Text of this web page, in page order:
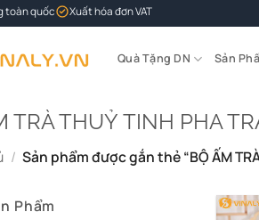
toàn quốc Xuất hóa đơn VAT
Quà Tặng DN Sản
TRÀ THUỶ TINH PHA
/ Sản phẩm được gắn thẻ “BỘ ẤM
Phẩm